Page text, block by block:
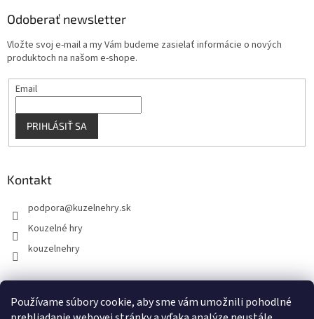
Používame súbory cookie, aby sme vám umožnili pohodlné
Odoberať newsletter
Vložte svoj e-mail a my Vám budeme zasielať informácie o nových
produktoch na našom e-shope.
Email
PRIHLÁSIŤ SA
Kontakt
podpora@kuzelnehry.sk
Kouzelné hry
kouzelnehry
KouzelneHry.cz Gamebrand.sk